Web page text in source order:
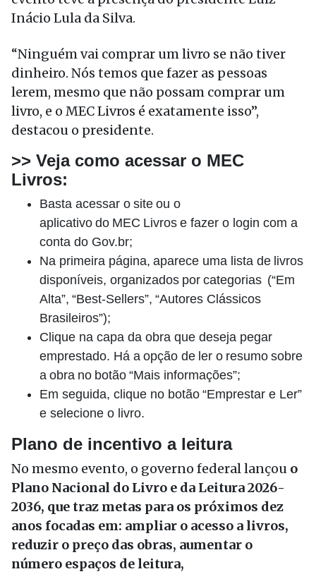
Inácio Lula da Silva.
“Ninguém vai comprar um livro se não tiver
dinheiro. Nós temos que fazer as pessoas
lerem, mesmo que não possam comprar um
livro, e o MEC Livros é exatamente isso”,
destacou o presidente.
>> Veja como acessar o MEC
Livros:
Basta acessar o site ou o
aplicativo do MEC Livros e fazer o login com a
conta do Gov.br;
Na primeira página, aparece uma lista de livros
disponíveis, organizados por categorias (“Em
Alta”, “Best-Sellers”, “Autores Clássicos
Brasileiros”);
Clique na capa da obra que deseja pegar
emprestado. Há a opção de ler o resumo sobre
a obra no botão “Mais informações”;
Em seguida, clique no botão “Emprestar e Ler”
e selecione o livro.
Plano de incentivo a leitura
No mesmo evento, o governo federal lançou o
Plano Nacional do Livro e da Leitura 2026-
2036, que traz metas para os próximos dez
anos focadas em: ampliar o acesso a livros,
reduzir o preço das obras, aumentar o
número espaços de leitura,